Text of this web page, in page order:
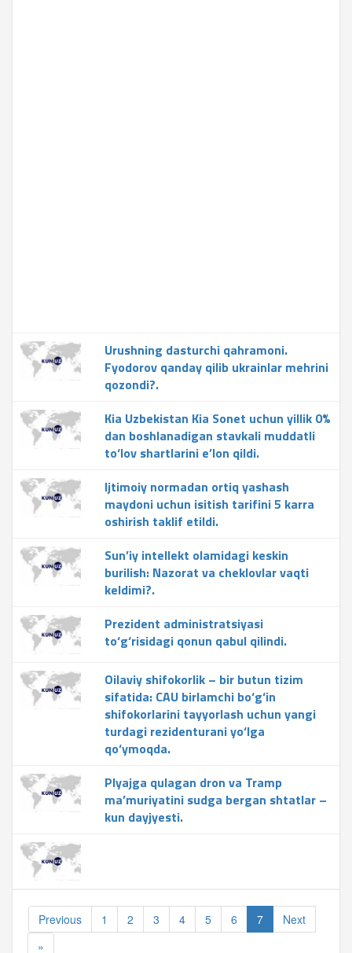
Urushning dasturchi qahramoni.
Fyodorov qanday qilib ukrainlar mehrini
qozondi?.
Kia Uzbekistan Kia Sonet uchun yillik 0%
dan boshlanadigan stavkali muddatli
to‘lov shartlarini e’lon qildi.
Ijtimoiy normadan ortiq yashash
maydoni uchun isitish tarifini 5 karra
oshirish taklif etildi.
Sun’iy intellekt olamidagi keskin
burilish: Nazorat va cheklovlar vaqti
keldimi?.
Prezident administratsiyasi
to‘g‘risidagi qonun qabul qilindi.
Oilaviy shifokorlik – bir butun tizim
sifatida: CAU birlamchi bo‘g‘in
shifokorlarini tayyorlash uchun yangi
turdagi rezidenturani yo‘lga
qo‘ymoqda.
Plyajga qulagan dron va Tramp
ma’muriyatini sudga bergan shtatlar –
kun dayjyesti.
Previous 1 2 3 4 5 6 7
Next
»